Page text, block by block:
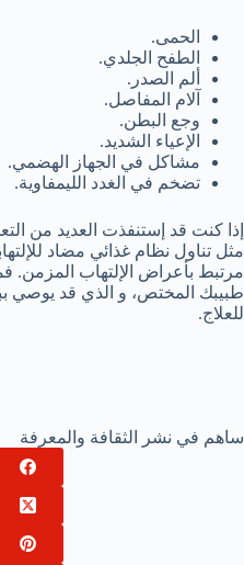
الحمى.
الطفح الجلدي.
ألم الصدر.
آلام المفاصل.
وجع البطن.
الإعياء الشديد.
مشاكل في الجهاز الهضمي.
تضخم في الغدد الليمفاوية.
إذا كنت قد إستنفذت العديد من
مثل تناول نظام غذائي مضاد
مرتبط بأعراض الإلتهاب المزمن.
طبيبك المختص، و الذي قد يوصي
للعلاج.
ساهم في نشر الثقافة والمعرفة